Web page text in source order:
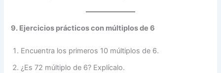
9. Ejercicios prácticos con múltiplos de 6
Encuentra los primeros 10 múltiplos de 6.
¿Es 72 múltiplo de 6? Explícalo.